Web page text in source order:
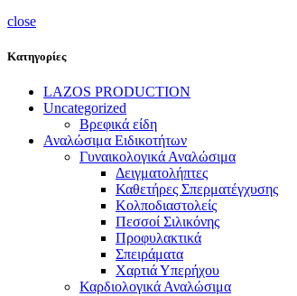
close
Κατηγορίες
LAZOS PRODUCTION
Uncategorized
Βρεφικά είδη
Αναλώσιμα Ειδικοτήτων
Γυναικολογικά Αναλώσιμα
Δειγματολήπτες
Καθετήρες Σπερματέγχυσης
Κολποδιαστολείς
Πεσσοί Σιλικόνης
Προφυλακτικά
Σπειράματα
Χαρτιά Υπερήχου
Καρδιολογικά Αναλώσιμα